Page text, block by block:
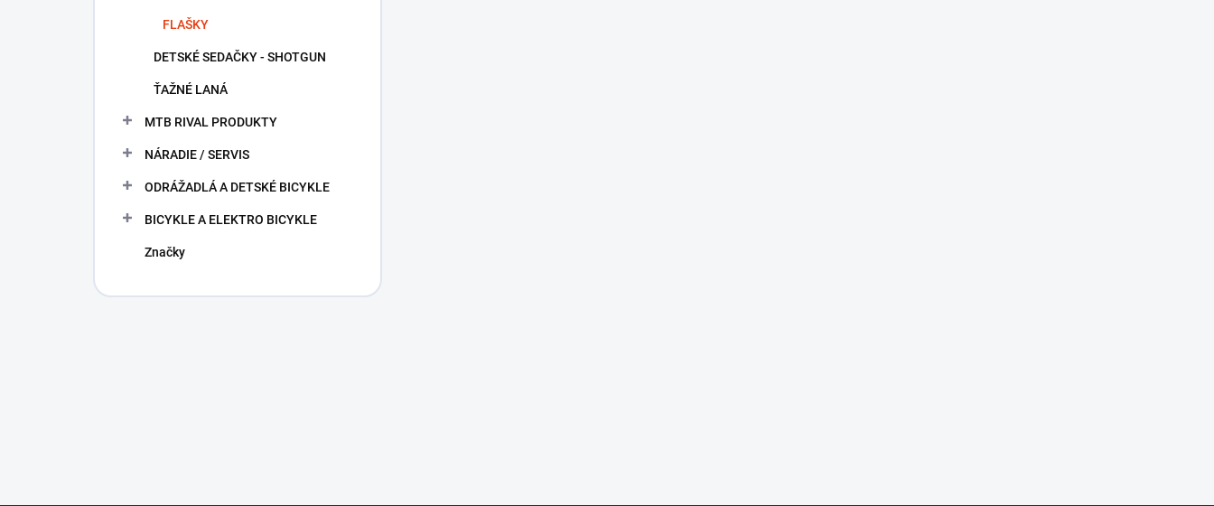
FLAŠKY
DETSKÉ SEDAČKY - SHOTGUN
ŤAŽNÉ LANÁ
MTB RIVAL PRODUKTY
NÁRADIE / SERVIS
ODRÁŽADLÁ A DETSKÉ BICYKLE
BICYKLE A ELEKTRO BICYKLE
Značky